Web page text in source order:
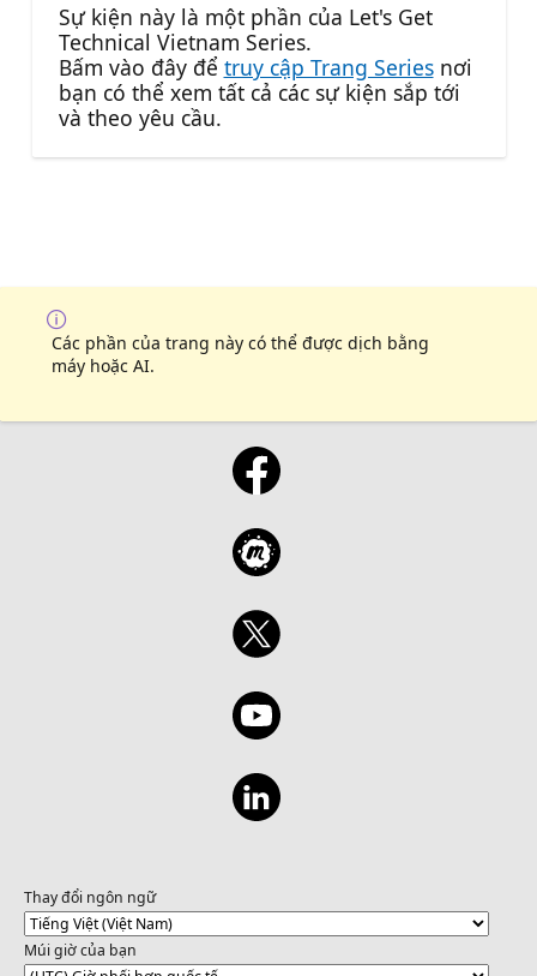
Sự kiện này là một phần của Let's Get
Technical Vietnam Series.
Bấm vào đây để truy cập Trang Seriesnơi
bạn có thể xem tất cả các sự kiện sắp tới
và theo yêu cầu.
Các phần của trang này có thể được dịch bằng
máy hoặc AI.
Thay đổi ngôn ngữ
Múi giờ của bạn